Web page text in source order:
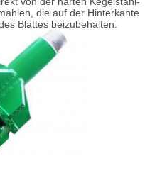
die auf der Hinterkante
Blattes beizubehalten.